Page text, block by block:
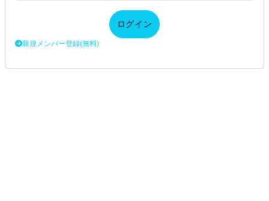
ログイン
新規メンバー登録(無料)